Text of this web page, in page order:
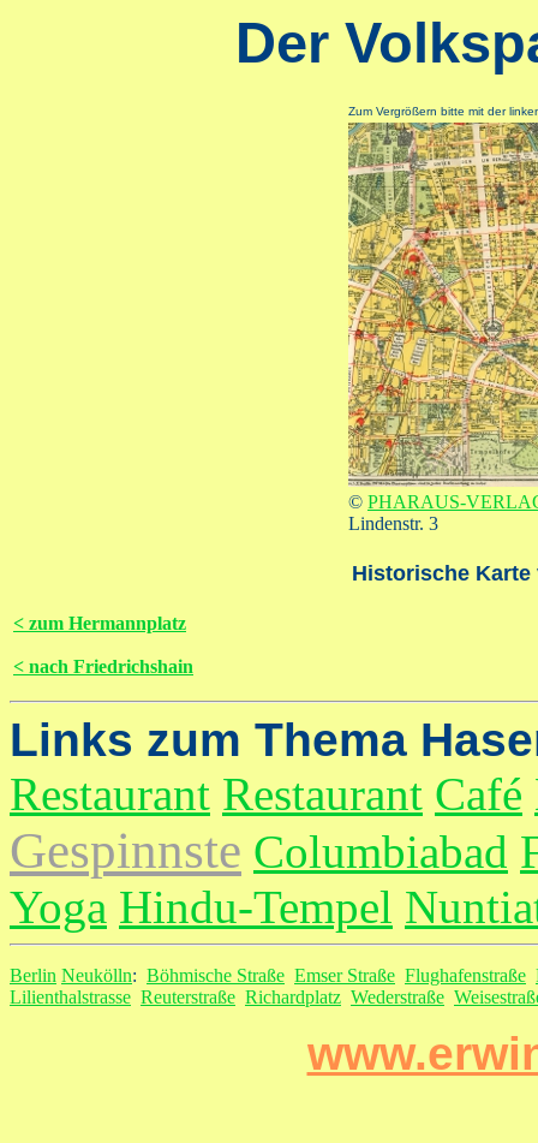
Der
Zum Vergrößern bitte mit der
© PHARAUS-
Lindenstr. 3
Historische Karte
< zum Hermannplatz
< nach Friedrichshain
Links zum Thema
Restaurant Restaurant Café
Gespinnste Columbiabad
Yoga Hindu-Tempel
Berlin Neukölln: Böhmische Straße Emser Straße Flughafenstraße
Lilienthalstrasse Reuterstraße Richardplatz Wederstraße